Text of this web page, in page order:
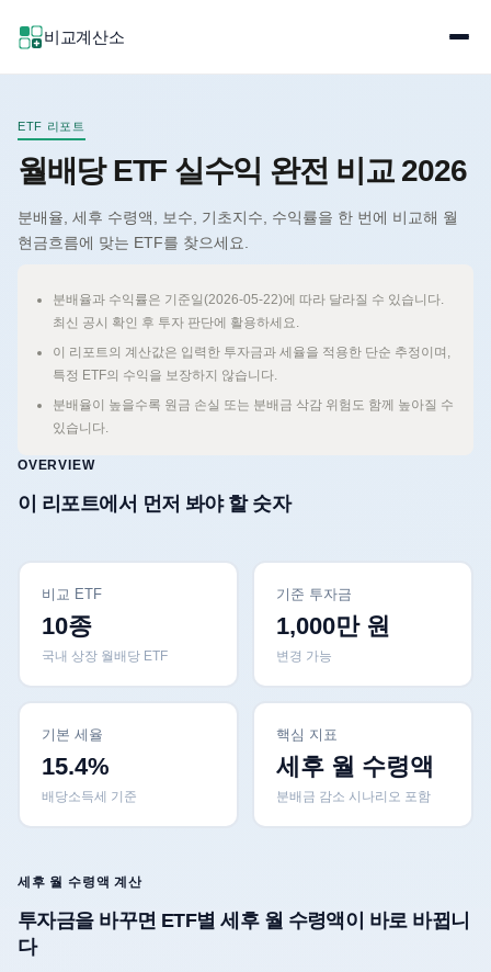
비교계산소
ETF 리포트
월배당 ETF 실수익 완전 비교 2026
분배율, 세후 수령액, 보수, 기초지수, 수익률을 한 번에 비교해 월
현금흐름에 맞는 ETF를 찾으세요.
분배율과 수익률은 기준일(2026-05-22)에 따라 달라질 수 있습니다.
최신 공시 확인 후 투자 판단에 활용하세요.
이 리포트의 계산값은 입력한 투자금과 세율을 적용한 단순 추정이며,
특정 ETF의 수익을 보장하지 않습니다.
분배율이 높을수록 원금 손실 또는 분배금 삭감 위험도 함께 높아질 수
있습니다.
OVERVIEW
이 리포트에서 먼저 봐야 할 숫자
비교 ETF
10종
국내 상장 월배당 ETF
기준 투자금
1,000만 원
변경 가능
기본 세율
15.4%
배당소득세 기준
핵심 지표
세후 월 수령액
분배금 감소 시나리오 포함
세후 월 수령액 계산
투자금을 바꾸면 ETF별 세후 월 수령액이 바로 바뀝니
다